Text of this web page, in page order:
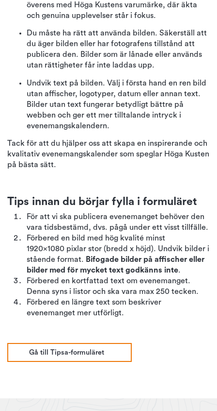
överens med Höga Kustens varumärke, där äkta
och genuina upplevelser står i fokus.
Du måste ha rätt att använda bilden. Säkerställ att
du äger bilden eller har fotografens tillstånd att
publicera den. Bilder som är lånade eller används
utan rättigheter får inte laddas upp.
Undvik text på bilden. Välj i första hand en ren bild
utan affischer, logotyper, datum eller annan text.
Bilder utan text fungerar betydligt bättre på
webben och ger ett mer tilltalande intryck i
evenemangskalendern.
Tack för att du hjälper oss att skapa en inspirerande och
kvalitativ evenemangskalender som speglar Höga Kusten
på bästa sätt.
Tips innan du börjar fylla i formuläret
För att vi ska publicera evenemanget behöver den
vara tidsbestämd, dvs. pågå under ett visst tillfälle.
Förbered en bild med hög kvalité minst
1920x1080 pixlar stor (bredd x höjd). Undvik bilder i
stående format. Bifogade bilder på affischer eller
bilder med för mycket text godkänns inte.
Förbered en kortfattad text om evenemanget.
Denna syns i listor och ska vara max 250 tecken.
Förbered en längre text som beskriver
evenemanget mer utförligt.
Gå till Tipsa-formuläret